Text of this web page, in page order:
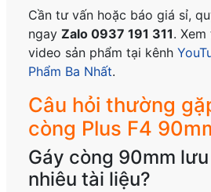
Cần tư vấn hoặc báo giá sỉ,
ngayZalo 0937 191 311.
video sản phẩm tại kênh
Phẩm Ba Nhất.
Câu hỏi thường
còng Plus F4
Gáy còng 90mm
nhiêu tài liệu?